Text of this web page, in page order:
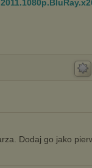
Dodaj go jako